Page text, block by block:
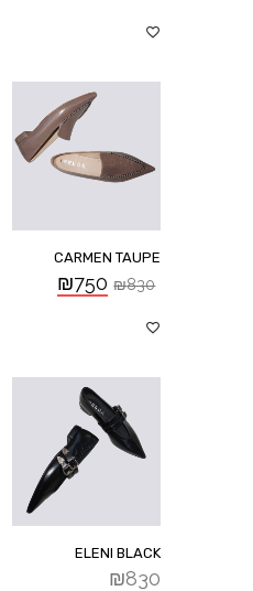
CARMEN TAUPE
₪830
₪750
ELENI BLACK
₪830